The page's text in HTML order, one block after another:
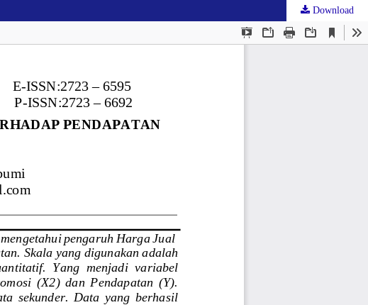
Download